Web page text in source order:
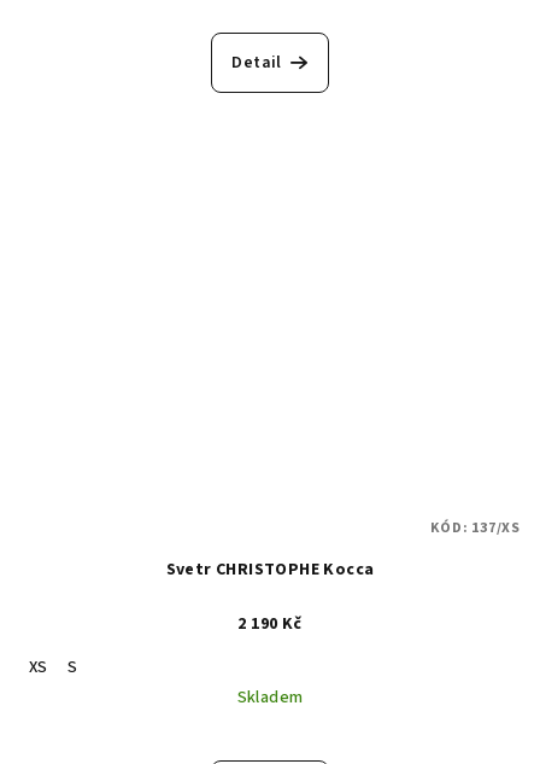
hodnocení
produktu
Detail
Svetr CHRISTOPHE Kocca
2 190 Kč
XS
S
Skladem
KÓD: 137/XS